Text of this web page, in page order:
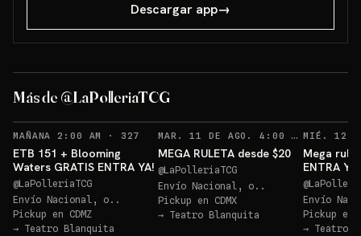
Descargar app→
Más de @LaPolleriaTCG
Sorteo: ETB 151 GRATIS! →
MAÑANA 2:00 AM · 327 RECORDATORIOS
ETB 151 + Blooming
Waters GRATIS ENTRA YA!
@LaPolleriaTCG
Envío Nacional, o..
Pickup en CDMZ
→ Teatro Blanquita
MAR. 11 DE AGO. 4:00 AM · 127
MEGA RULETA desde $20
@LaPolleriaTCG
Envío Nacional, o..
Pickup en CDMX
→ Teatro Blanquita
Mega
ENTRA YA
@
Envío
Pickup en
→ Teatro